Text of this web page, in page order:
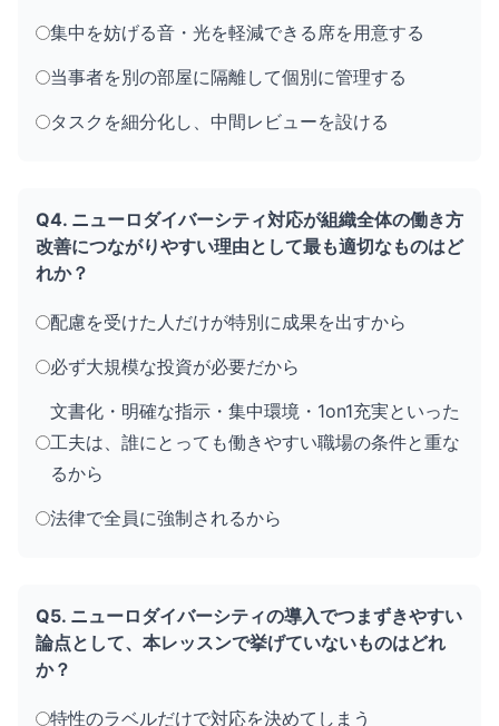
集中を妨げる音・光を軽減できる席を用意する
当事者を別の部屋に隔離して個別に管理する
タスクを細分化し、中間レビューを設ける
Q4. ニューロダイバーシティ対応が組織全体の働き方
改善につながりやすい理由として最も適切なものはど
れか？
配慮を受けた人だけが特別に成果を出すから
必ず大規模な投資が必要だから
文書化・明確な指示・集中環境・1on1充実といった
工夫は、誰にとっても働きやすい職場の条件と重な
るから
法律で全員に強制されるから
Q5. ニューロダイバーシティの導入でつまずきやすい
論点として、本レッスンで挙げていないものはどれ
か？
特性のラベルだけで対応を決めてしまう